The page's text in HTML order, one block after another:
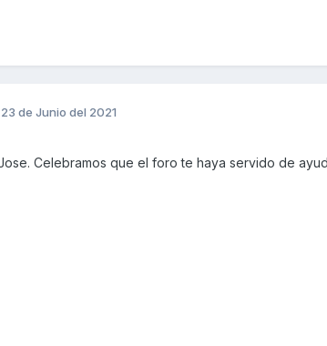
23 de Junio del 2021
Celebramos que el foro te haya servido de